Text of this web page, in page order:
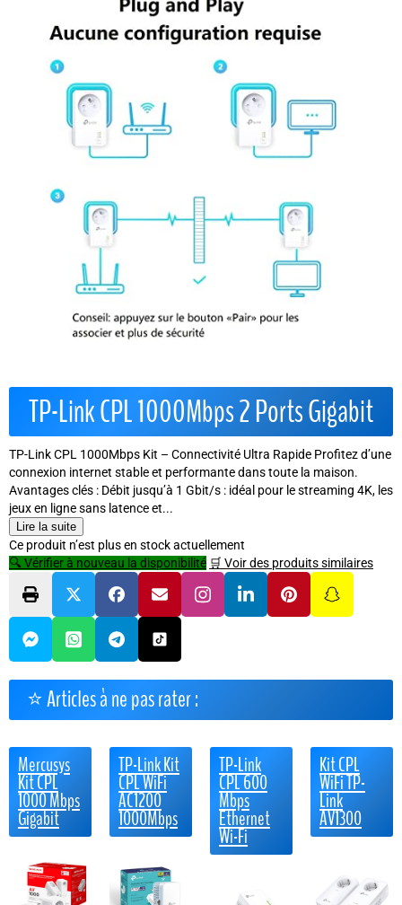
TP-Link CPL 1000Mbps 2 Ports Gigabit
TP-Link CPL 1000Mbps Kit – Connectivité Ultra Rapide Profitez d’une
connexion internet stable et performante dans toute la maison.
Avantages clés : Débit jusqu’à 1 Gbit/s : idéal pour le streaming 4K, les
jeux en ligne sans latence et...
Lire la suite
Ce produit n’est plus en stock actuellement
🔍 Vérifier à nouveau la disponibilité 🛒 Voir des produits similaires
⭐ Articles à ne pas rater :
Mercusys
Kit CPL
1000 Mbps
Gigabit
TP-Link Kit
CPL WiFi
AC1200
1000Mbps
TP-Link
CPL 600
Mbps
Ethernet
Wi-Fi
Kit CPL
WiFi TP-
Link
AV1300